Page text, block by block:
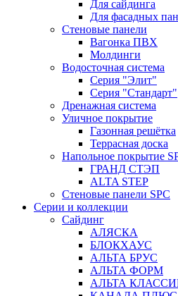
Для сайдинга
Для фасадных
Стеновые панели
Вагонка ПВХ
Молдинги
Водосточная система
Серия "Элит"
Серия "Стандарт"
Дренажная система
Уличное покрытие
Газонная решётка
Террасная доска
Напольное покрытие
ГРАНД СТЭП
ALTA STEP
Стеновые панели SPC
Серии и коллекции
Сайдинг
АЛЯСКА
БЛОКХАУС
АЛЬТА БРУС
АЛЬТА ФОРМ
АЛЬТА